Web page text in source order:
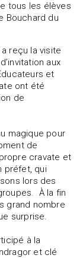
tous les élèves
Bouchard du
reçu la visite
aux
et
ont été
de
magique pour
de
cravate et
préfet, qui
lors des
À la fin
grand nombre
surprise.
à la
et clé